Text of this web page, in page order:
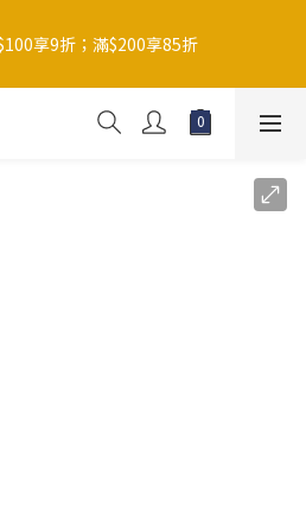
茶套裝 (*如想轉贈陶瓷杯，下單時請
享9折；滿$200享85折
$200/2包；$300/3包；$400/5包